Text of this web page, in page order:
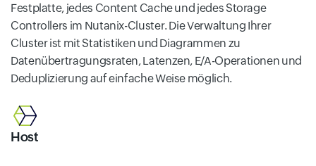
Festplatte, jedes Content Cache und jedes Storage
Controllers im Nutanix-Cluster. Die Verwaltung Ihrer
Cluster ist mit Statistiken und Diagrammen zu
Datenübertragungsraten, Latenzen, E/A-Operationen und
Deduplizierung auf einfache Weise möglich.
Host